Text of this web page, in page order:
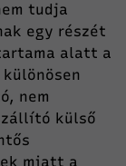
tudja
egy részét
alatt a
nem
külső
miatt a